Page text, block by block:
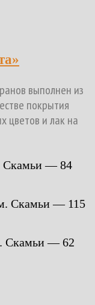
выполнен из
покрытия
цветов и лак на
Скамьи — 84
Скамьи — 115
Скамьи — 62